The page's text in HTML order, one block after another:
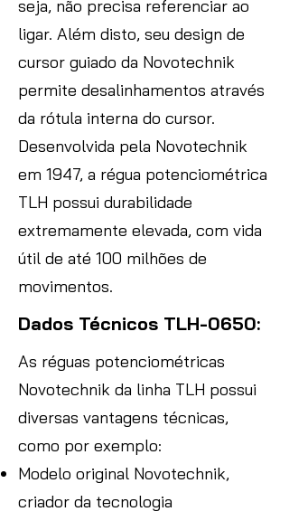
seja, não precisa referenciar ao
ligar. Além disto, seu design de
cursor guiado da Novotechnik
permite desalinhamentos através
da rótula interna do cursor.
Desenvolvida pela Novotechnik
em 1947, a régua potenciométrica
TLH possui durabilidade
extremamente elevada, com vida
útil de até 100 milhões de
movimentos.
Dados Técnicos TLH-0650:
As réguas potenciométricas
Novotechnik da linha TLH possui
diversas vantagens técnicas,
como por exemplo:
Modelo original Novotechnik,
criador da tecnologia